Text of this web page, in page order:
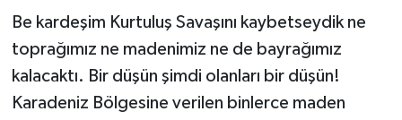
Be kardeşim Kurtuluş Savaşını kaybetseydik ne
toprağımız ne madenimiz ne de bayrağımız
kalacaktı. Bir düşün şimdi olanları bir düşün!
Karadeniz Bölgesine verilen binlerce maden